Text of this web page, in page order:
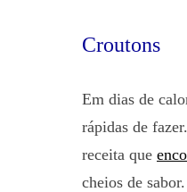
Croutons
Em dias de
rápidas de
receita que
cheios de sabor.